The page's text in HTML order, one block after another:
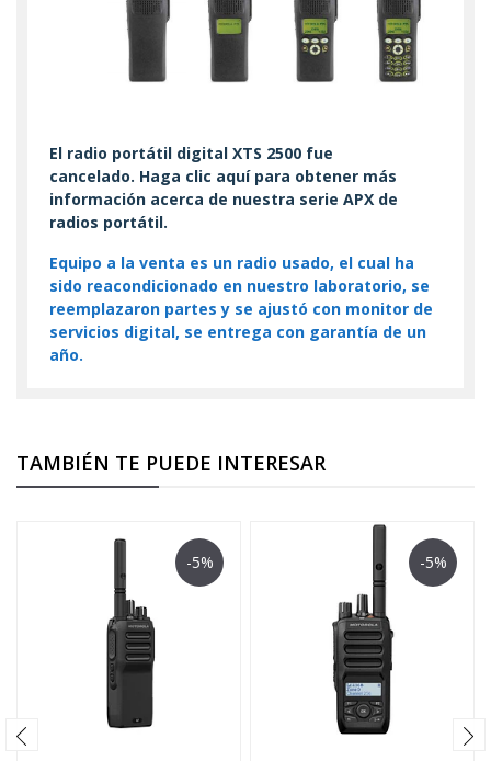
El radio portátil digital XTS 2500 fue
cancelado. Haga clic aquí para obtener más
información acerca de nuestra serie APX de
radios portátil.
Equipo a la venta es un radio usado, el cual ha
sido reacondicionado en nuestro laboratorio, se
reemplazaron partes y se ajustó con monitor de
servicios digital, se entrega con garantía de un
año.
TAMBIÉN TE PUEDE INTERESAR
-5% -5%